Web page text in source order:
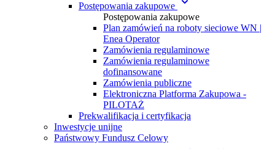
Postępowania zakupowe
Postępowania zakupowe
Plan zamówień na roboty sieciowe WN |
Enea Operator
Zamówienia regulaminowe
Zamówienia regulaminowe
dofinansowane
Zamówienia publiczne
Elektroniczna Platforma Zakupowa -
PILOTAŻ
Prekwalifikacja i certyfikacja
Inwestycje unijne
Państwowy Fundusz Celowy